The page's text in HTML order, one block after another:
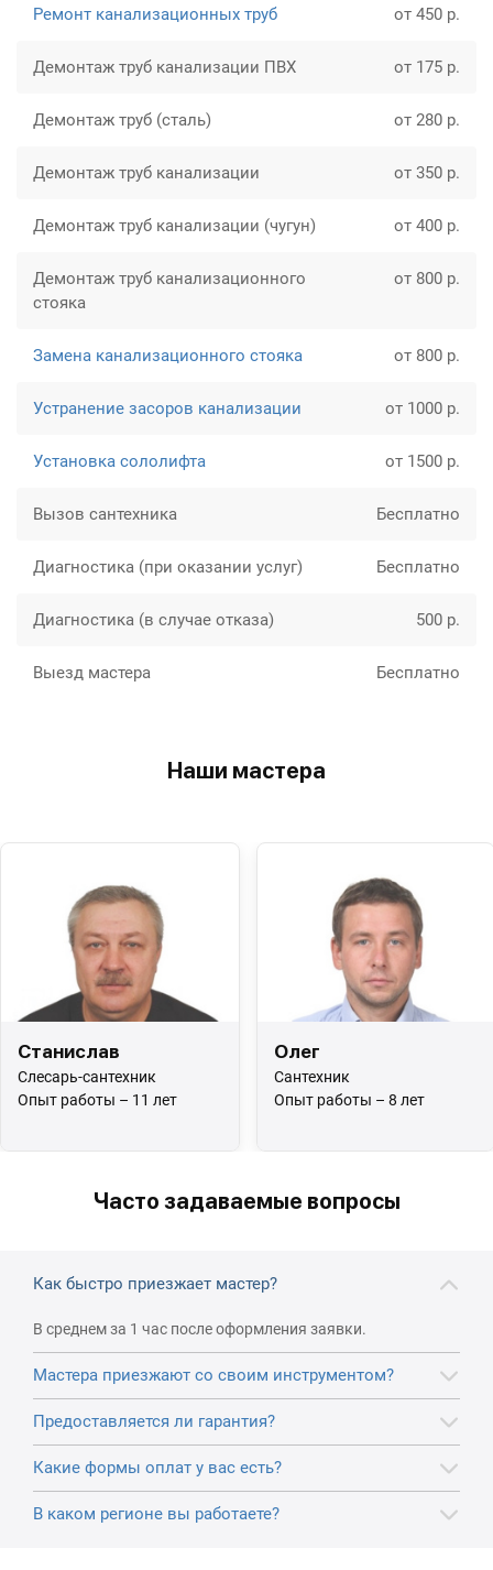
Ремонт канализационных труб от 450 р.
Демонтаж труб канализации ПВХ от 175 р.
Демонтаж труб (сталь) от 280 р.
Демонтаж труб канализации от 350 р.
Демонтаж труб канализации (чугун) от 400 р.
Демонтаж труб канализационного
cтояка
от 800 р.
Замена канализационного cтояка от 800 р.
Устранение засоров канализации от 1000 р.
Установка сололифта от 1500 р.
Вызов сантехника Бесплатно
Диагностика (при оказании услуг) Бесплатно
Диагностика (в случае отказа) 500 р.
Выезд мастера Бесплатно
Наши мастера
Станислав
Слесарь-сантехник
Опыт работы – 11 лет
Олег
Сантехник
Опыт работы – 8 лет
Часто задаваемые вопросы
Как быстро приезжает мастер?
В среднем за 1 час после оформления заявки.
Мастера приезжают со своим инструментом?
Предоставляется ли гарантия?
Какие формы оплат у вас есть?
В каком регионе вы работаете?